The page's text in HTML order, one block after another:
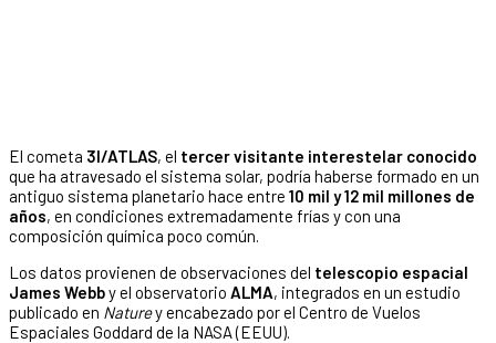
El cometa 3I/ATLAS, el tercer visitante interestelar conocido
que ha atravesado el sistema solar, podría haberse formado en un
antiguo sistema planetario hace entre 10 mil y 12 mil millones de
años, en condiciones extremadamente frías y con una
composición química poco común.
Los datos provienen de observaciones del telescopio espacial
James Webby el observatorio ALMA, integrados en un estudio
publicado en Naturey encabezado por el Centro de Vuelos
Espaciales Goddard de la NASA (EEUU).